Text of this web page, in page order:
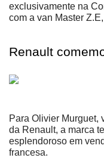
exclusivamente na
com a van Master
Renault
Para Olivier Murguet,
da Renault, a marca
esplendoroso em
francesa.